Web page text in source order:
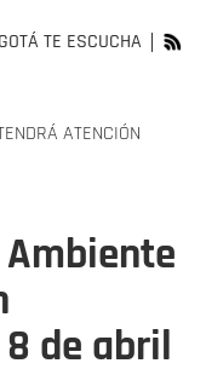
TE ESCUCHA
ATENCIÓN
Ambiente
de abril